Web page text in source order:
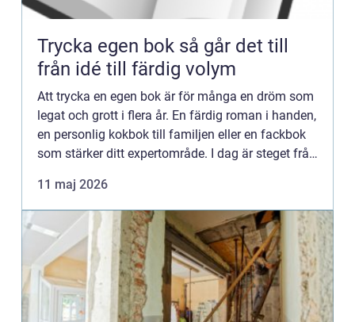
Trycka egen bok så går det till
från idé till färdig volym
Att trycka en egen bok är för många en dröm som
legat och grott i flera år. En färdig roman i handen,
en personlig kokbok till familjen eller en fackbok
som stärker ditt expertområde. I dag är steget från
11 maj 2026